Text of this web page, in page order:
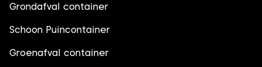
Grondafval container
Schoon Puincontainer
Groenafval container